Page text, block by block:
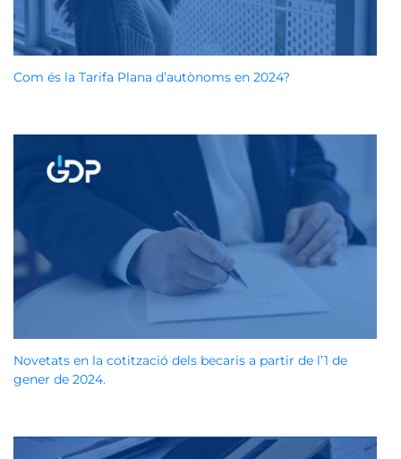
Com és la Tarifa Plana d’autònoms en 2024?
Novetats en la cotització dels becaris a partir de l’1 de
gener de 2024.